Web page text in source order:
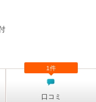
口コミ
1件